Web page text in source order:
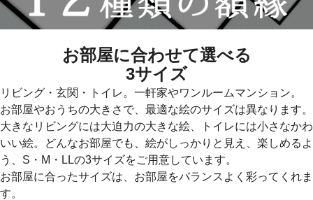
お部屋に合わせて選べる
3サイズ
リビング・玄関・トイレ。一軒家やワンルームマンション。
お部屋やおうちの大きさで、最適な絵のサイズは異なります。
大きなリビングには大迫力の大きな絵、トイレには小さなかわ
いい絵。どんなお部屋でも、絵がしっかりと見え、楽しめるよ
う、S・M・LLの3サイズをご用意しています。
お部屋に合ったサイズは、お部屋をバランスよく彩ってくれま
す。